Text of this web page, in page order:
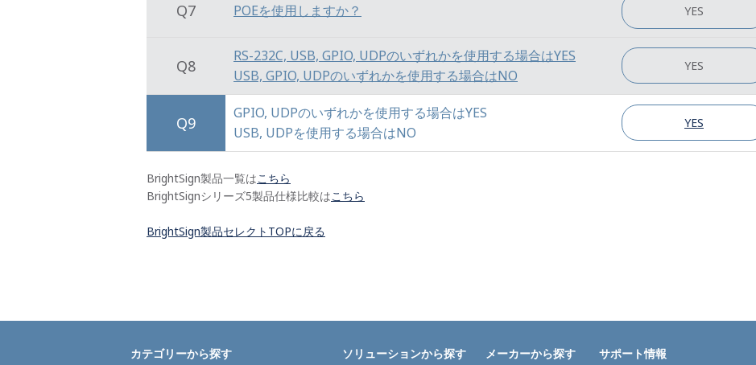
Q7 POEを使用しますか？ YES
Q8
RS-232C, USB, GPIO, UDPのいずれかを使用する場合はYES
USB, GPIO, UDPのいずれかを使用する場合はNO
YES
Q9
GPIO, UDPのいずれかを使用する場合はYES
USB, UDPを使用する場合はNO
YES
BrightSign製品一覧はこちら
BrightSignシリーズ5製品仕様比較はこちら
BrightSign製品セレクトTOPに戻る
カテゴリーから探す ソリューションから探す メーカーから探す サポート情報